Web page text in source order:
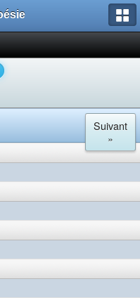
Suivant
»